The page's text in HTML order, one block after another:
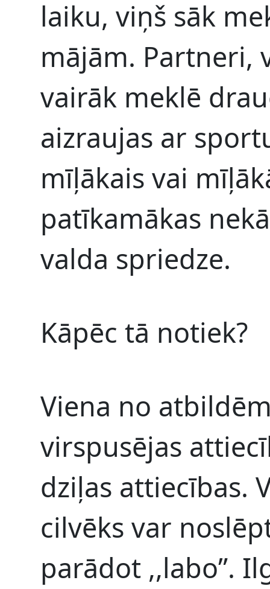
laiku, viņš sāk
mājām. Partneri,
vairāk meklē
aizraujas ar
mīļākais vai
patīkamākas
valda spriedze.
Kāpēc tā notiek?
Viena no
virspusējas
dziļas attiecības.
cilvēks var
parādot ,,labo”.